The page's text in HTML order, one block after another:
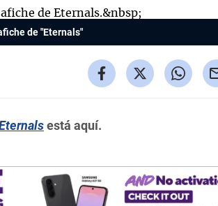
de "Eternals"
está aquí.